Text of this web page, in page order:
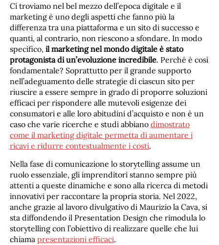
Ci troviamo nel bel mezzo dell’epoca digitale e il
marketing è uno degli aspetti che fanno più la
differenza tra una piattaforma e un sito di successo e
quanti, al contrario, non riescono a sfondare. In modo
specifico, il marketing nel mondo digitale è stato
protagonista di un’evoluzione incredibile. Perché è così
fondamentale? Soprattutto per il grande supporto
nell’adeguamento delle strategie di ciascun sito per
riuscire a essere sempre in grado di proporre soluzioni
efficaci per rispondere alle mutevoli esigenze dei
consumatori e alle loro abitudini d’acquisto e non è un
caso che varie ricerche e studi abbiano dimostrato
come il marketing digitale permetta di aumentare i
ricavi e ridurre contestualmente i costi.
Nella fase di comunicazione lo storytelling assume un
ruolo essenziale, gli imprenditori stanno sempre più
attenti a queste dinamiche e sono alla ricerca di metodi
innovativi per raccontare la propria storia. Nel 2022,
anche grazie al lavoro divulgativo di Maurizio la Cava, si
sta diffondendo il Presentation Design che rimodula lo
storytelling con l’obiettivo di realizzare quelle che lui
chiama presentazioni efficaci.